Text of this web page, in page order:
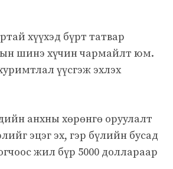
хүүхэд бүрт татвар
шинэ хүчин чармайлт юм.
үүсгэж эхлэх
анхны хөрөнгө оруулалт
эцэг эх, гэр бүлийн бусад
жил бүр 5000 доллараар